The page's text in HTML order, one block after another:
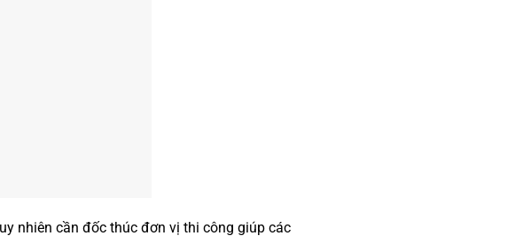
nhiên cần đốc thúc đơn vị thi công giúp các